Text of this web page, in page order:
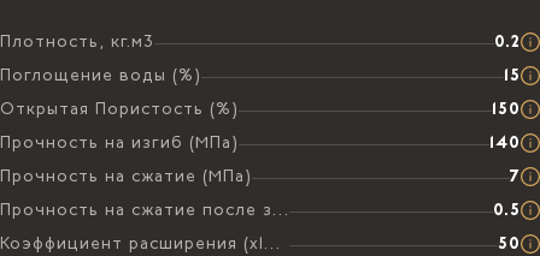
Плотность, кг.м3
0.2
Поглощение воды (%)
15
Открытая Пористость (%)
150
Прочность на изгиб (МПа)
140
Прочность на сжатие (МПа)
7
Прочность на сжатие после замораживания (МПа)
0.5
Коэффициент расширения (х106 на °C)
50